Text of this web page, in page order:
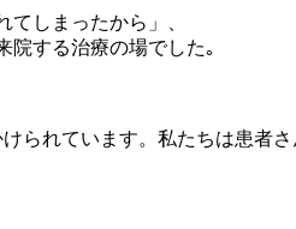
しまったから」、
院する治療の場でした｡
られています。私たちは患者